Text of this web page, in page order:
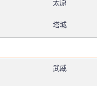
太原
塔城
武威